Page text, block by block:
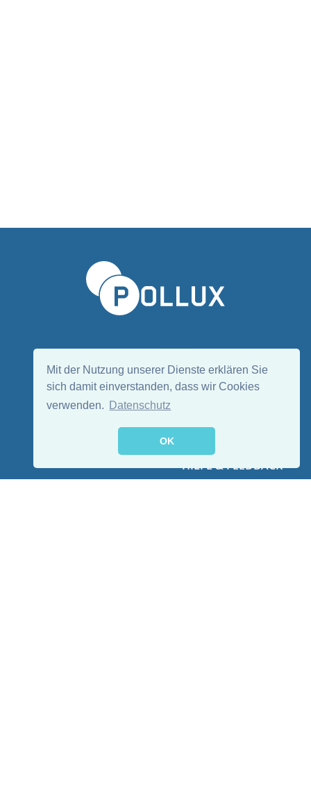
Mit der Nutzung unserer Dienste erklären Sie
sich damit einverstanden, dass wir Cookies
verwenden.
Datenschutz
OK
HILFE & FEEDBACK
EN